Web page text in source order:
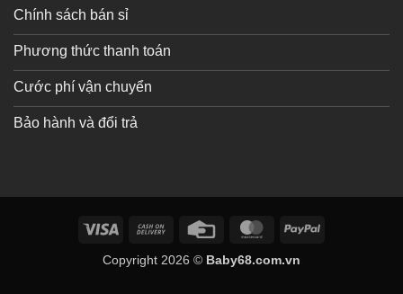
Chính sách bán sỉ
Phương thức thanh toán
Cước phí vận chuyển
Bảo hành và đổi trả
Visa
Cash
Credit
MasterCard
Copyright 2026 © Baby68.com.vn